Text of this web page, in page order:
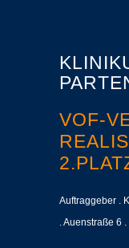
VOF-
Auftraggeber .
. Auenstraße 6